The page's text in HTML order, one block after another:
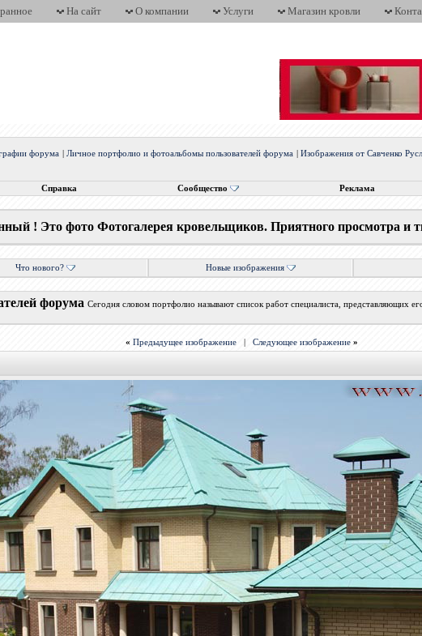
На сайт О компании Услуги Магазин кровли
форума |Личное портфолио и фотоальбомы пользователей форума |Изображения от Савченко
Справка Сообщество Реклама
! Это фото Фотогалерея кровельщиков. Приятного просмотра и
Что нового? Новые изображения
форума Сегодня словом портфолио называют список работ специалиста, представляющих
« Предыдущее изображение |Следующее изображение »